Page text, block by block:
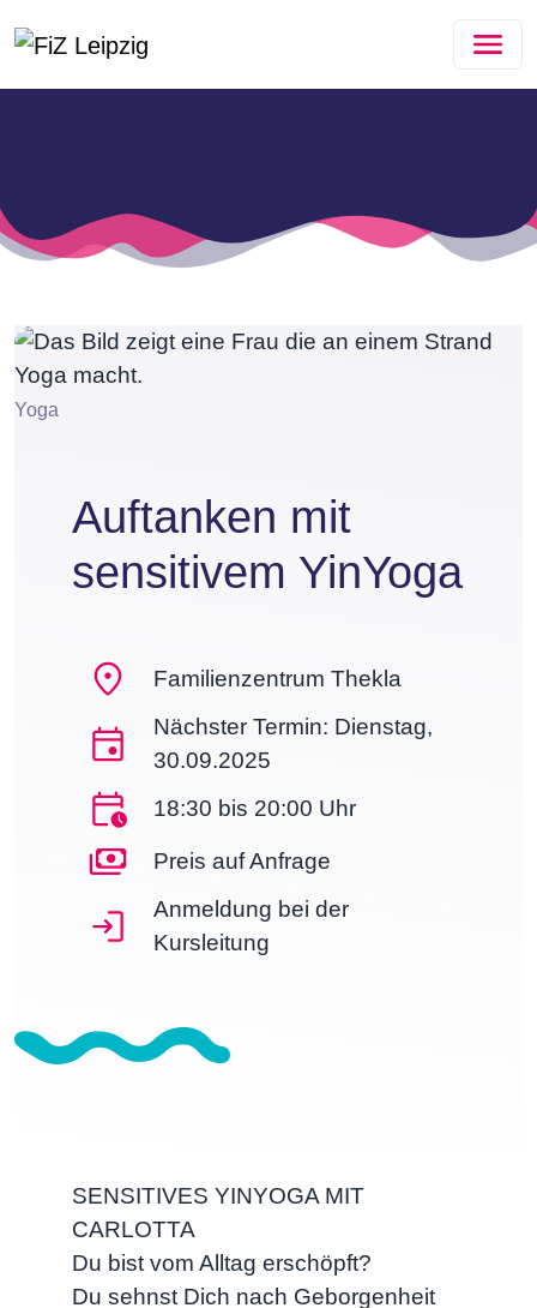
Yoga
Auftanken mit
sensitivem YinYoga
Familienzentrum Thekla
Nächster Termin: Dienstag,
30.09.2025
18:30 bis 20:00 Uhr
Preis auf Anfrage
Anmeldung bei der
Kursleitung
SENSITIVES YINYOGA MIT
CARLOTTA
Du bist vom Alltag erschöpft?
Du sehnst Dich nach Geborgenheit